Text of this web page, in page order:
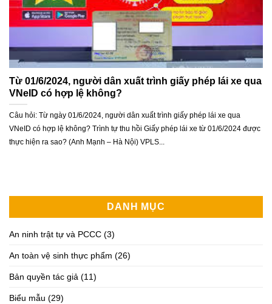
Từ 01/6/2024, người dân xuất trình giấy phép lái xe qua
VNeID có hợp lệ không?
Câu hỏi: Từ ngày 01/6/2024, người dân xuất trình giấy phép lái xe qua
VNeID có hợp lệ không? Trình tự thu hồi Giấy phép lái xe từ 01/6/2024 được
thực hiện ra sao? (Anh Mạnh – Hà Nội) VPLS...
DANH MỤC
An ninh trật tự và PCCC (3)
An toàn vệ sinh thực phẩm (26)
Bản quyền tác giả (11)
Biểu mẫu (29)